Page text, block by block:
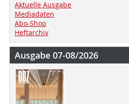
Aktuelle Ausgabe
Mediadaten
Abo-Shop
Heftarchiv
Ausgabe 07-08/2026